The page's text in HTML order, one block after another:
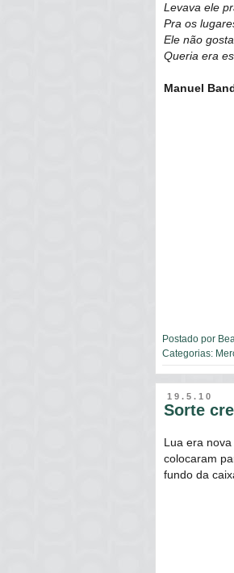
Levava ele
Pra os
Ele não
Queria era
Manuel
Postado por
Categorias:
19.5.10
Sorte
Lua era
colocaram
fundo da